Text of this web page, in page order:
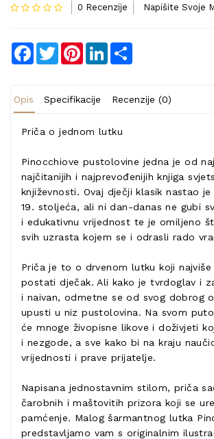
0 Recenzije Napišite Svoje
Facebook
TwitterPinterestLinkedIn
Opis Specifikacije Recenzije (0)
Priča o jednom lutku
Pinocchiove pustolovine jedna je od
najčitanijih i najprevođenijih knjiga
književnosti. Ovaj dječji klasik nastao
19. stoljeća, ali ni dan-danas ne gubi
i edukativnu vrijednost te je omiljeno
svih uzrasta kojem se i odrasli rado
Priča je to o drvenom lutku koji najviše
postati dječak. Ali kako je tvrdoglav i
i naivan, odmetne se od svog dobrog
upusti u niz pustolovina. Na svom
će mnoge živopisne likove i doživjeti
i nezgode, a sve kako bi na kraju
vrijednosti i prave prijatelje.
Napisana jednostavnim stilom, priča
čarobnih i maštovitih prizora koji se
pamćenje. Malog šarmantnog lutka
predstavljamo vam s originalnim